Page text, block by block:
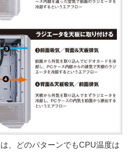
、どのパターンでもCPU温度は